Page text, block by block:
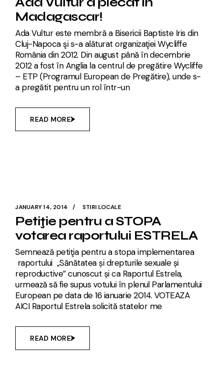
Madagascar!
Ada Vultur este membră a Bisericii Baptiste Iris din
Cluj-Napoca şi s-a alăturat organizaţiei Wycliffe
România din 2012. Din august până în decembrie
2012 a fost în Anglia la centrul de pregătire Wycliffe
– ETP (Programul European de Pregătire), unde s-
a pregătit pentru un rol într-un
READ MORE
JANUARY 14, 2014 STIRI LOCALE
Petiţie pentru a STOPA
votarea raportului ESTRELA
Semnează petiţia pentru a stopa implementarea
raportului „Sănătatea și drepturile sexuale și
reproductive” cunoscut și ca Raportul Estrela,
urmează să fie supus votului în plenul Parlamentului
European pe data de 16 ianuarie 2014. VOTEAZA
AICI Raportul Estrela solicită statelor me
READ MORE